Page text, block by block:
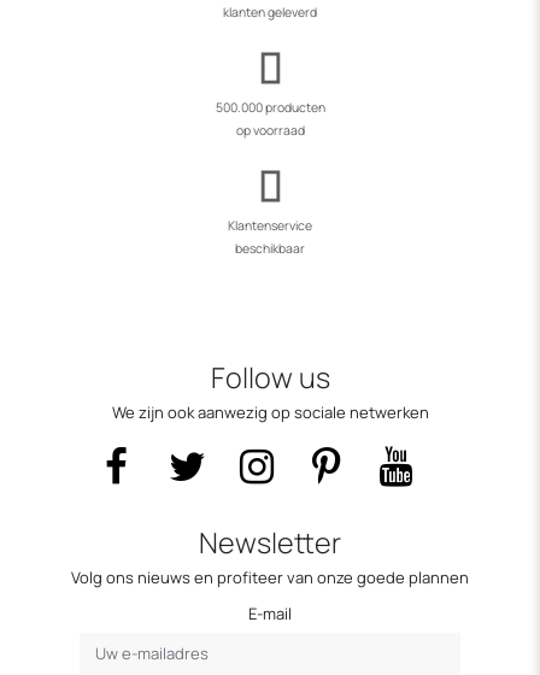
klanten geleverd
500.000 producten
op voorraad
Klantenservice
beschikbaar
Follow us
We zijn ook aanwezig op sociale netwerken
Newsletter
Volg ons nieuws en profiteer van onze goede plannen
E-mail